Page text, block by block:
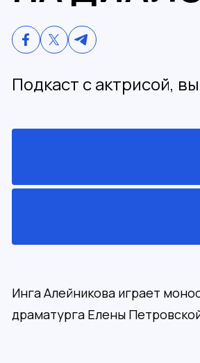
Подкаст с актрисой,
Инга Алейникова играет
драматурга Елены